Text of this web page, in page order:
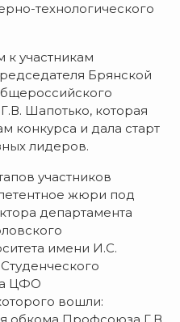
технологического
участникам
Брянской
Шапотько, которая
конкурса и дала старт
лидеров.
участников
жюри под
департамента
имени И.С.
ЦФО
вошли: